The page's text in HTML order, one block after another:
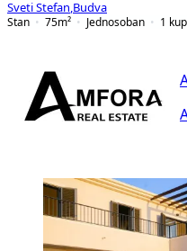
Sveti Stefan Budva
Stan
75m² Jednosoban 1